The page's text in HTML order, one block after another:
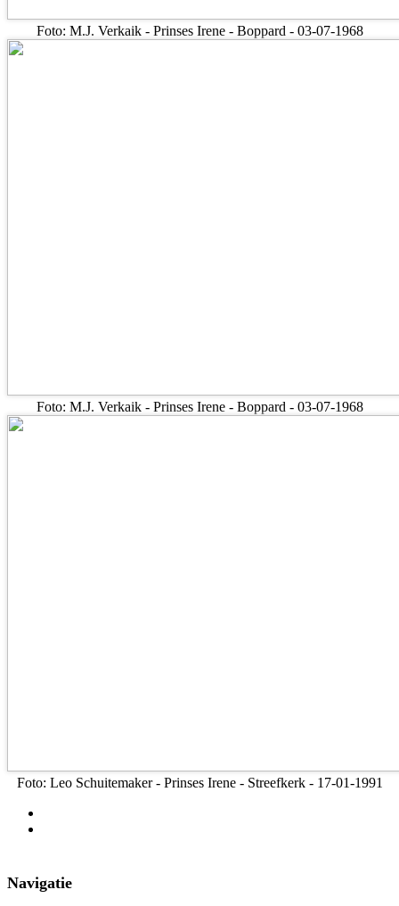
Foto: M.J. Verkaik - Prinses Irene - Boppard - 03-07-1968
Foto: M.J. Verkaik - Prinses Irene - Boppard - 03-07-1968
Foto: Leo Schuitemaker - Prinses Irene - Streefkerk - 17-01-1991
Navigatie